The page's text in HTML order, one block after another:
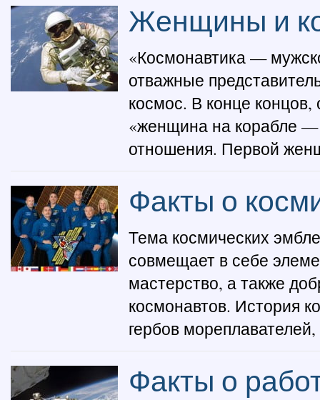
Женщины и
«Космонавтика —
отважные
космос. В конце
«женщина на корабле —
отношения. Первой
Факты о
Тема космических
совмещает в себе
мастерство, а также
космонавтов. История
гербов
Факты о